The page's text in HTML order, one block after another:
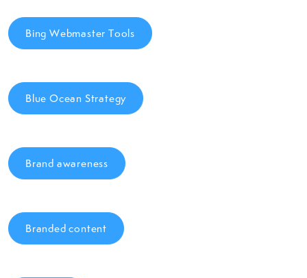
Bing Webmaster Tools
Blue Ocean Strategy
Brand awareness
Branded content